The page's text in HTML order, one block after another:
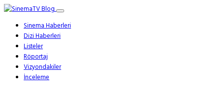
Sinema Haberleri
Dizi Haberleri
Listeler
Röportaj
Vizyondakiler
İnceleme